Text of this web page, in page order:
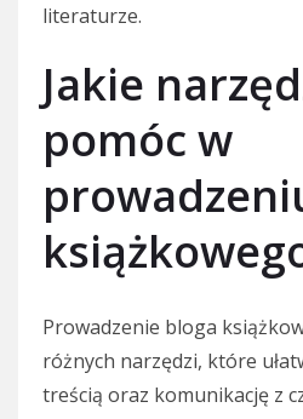
literaturze.
Jakie
pomóc w
Prowadzenie bloga
różnych narzędzi, które
treścią oraz komunikację z